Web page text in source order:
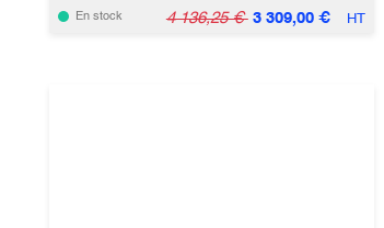
En stock 4 136,25€ 3 309,00€ HT